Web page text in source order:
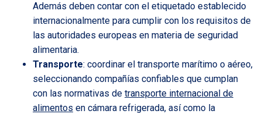
Además deben contar con el etiquetado establecido
internacionalmente para cumplir con los requisitos de
las autoridades europeas en materia de seguridad
alimentaria.
Transporte: coordinar el transporte marítimo o aéreo,
seleccionando compañías confiables que cumplan
con las normativas de transporte internacional de
alimentos en cámara refrigerada, así como la